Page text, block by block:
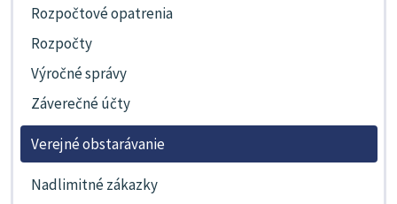
Rozpočtové opatrenia
Rozpočty
Výročné správy
Záverečné účty
Verejné obstarávanie
Nadlimitné zákazky